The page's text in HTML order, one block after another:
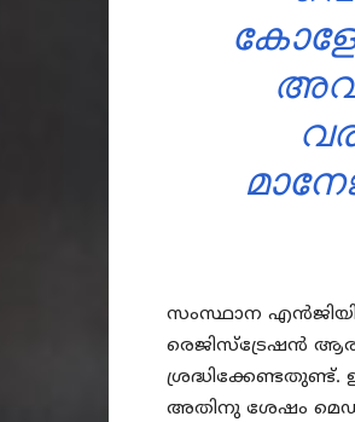
സംസ്ഥാന
രെജിസ്ട്രേഷൻ
അതിനു ശേഷം